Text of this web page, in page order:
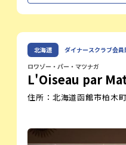
村上 輝明
料理人
厳選され
お届け
皆様の「
ことが、
どうぞ、
くりと
皆様のご
レストラン紹介
L'Oiseau par
ロワゾー・パー・マツナガ
住所：北海道函館市柏木
北海道 ダイナースクラブ会